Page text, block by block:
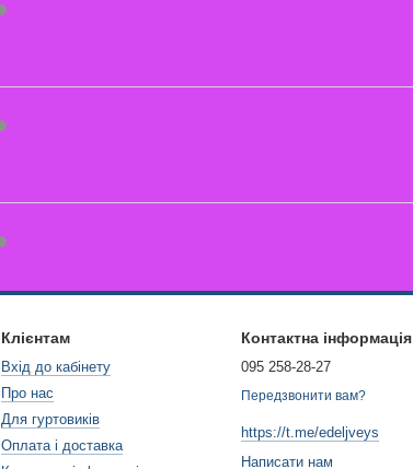
Клієнтам
Вхід до кабінету
Про нас
Для гуртовиків
Оплата і доставка
Контактна інформація
095 258-28-27
Передзвонити вам?
https://t.me/edeljveys
Написати нам